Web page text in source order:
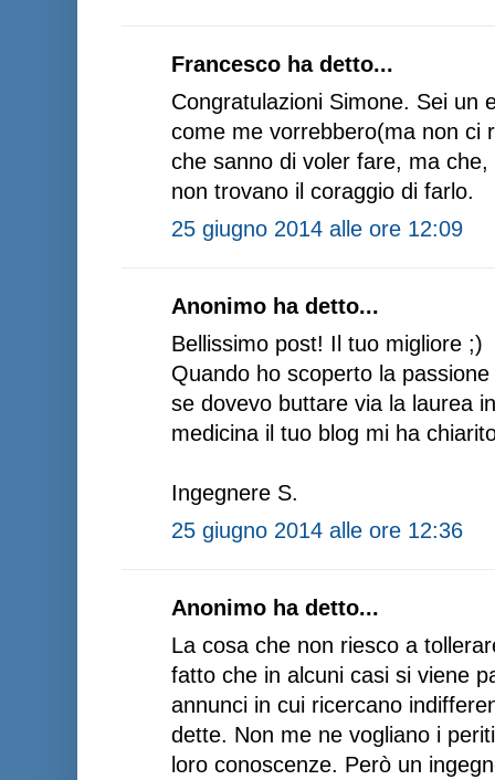
Francesco ha detto...
Congratulazioni Simone. Sei un
come me vorrebbero(ma non ci
che sanno di voler fare, ma
non trovano il coraggio di farlo.
25 giugno 2014 alle ore 12:09
Anonimo ha detto...
Bellissimo post! Il tuo migliore ;)
Quando ho scoperto la
se dovevo buttare via la laurea
medicina il tuo blog mi ha
Ingegnere S.
25 giugno 2014 alle ore 12:36
Anonimo ha detto...
La cosa che non riesco a
fatto che in alcuni casi si viene
annunci in cui ricercano
dette. Non me ne vogliano i
loro conoscenze. Però un